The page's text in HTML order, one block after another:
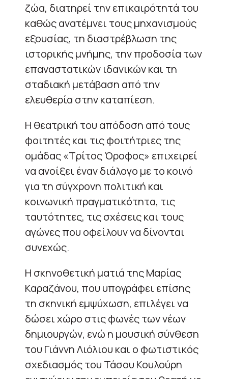
ζώα, διατηρεί την επικαιρότητά του
καθώς ανατέμνει τους μηχανισμούς
εξουσίας, τη διαστρέβλωση της
ιστορικής μνήμης, την προδοσία των
επαναστατικών ιδανικών και τη
σταδιακή μετάβαση από την
ελευθερία στην καταπίεση.
Η θεατρική του απόδοση από τους
φοιτητές και τις φοιτήτριες της
ομάδας «Τρίτος Όροφος» επιχειρεί
να ανοίξει έναν διάλογο με το κοινό
για τη σύγχρονη πολιτική και
κοινωνική πραγματικότητα, τις
ταυτότητες, τις σχέσεις και τους
αγώνες που οφείλουν να δίνονται
συνεχώς.
Η σκηνοθετική ματιά της Μαρίας
Καραζάνου, που υπογράφει επίσης
τη σκηνική εμψύχωση, επιλέγει να
δώσει χώρο στις φωνές των νέων
δημιουργών, ενώ η μουσική σύνθεση
του Γιάννη Λιόλιου και ο φωτιστικός
σχεδιασμός του Τάσου Κουλούρη